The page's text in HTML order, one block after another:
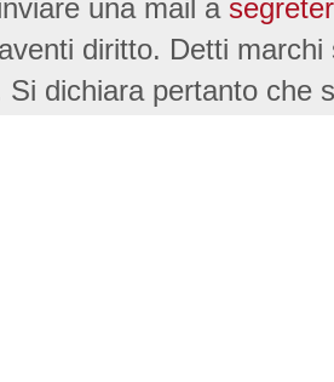
una mail a
diritto. Detti
Si dichiara pertanto che